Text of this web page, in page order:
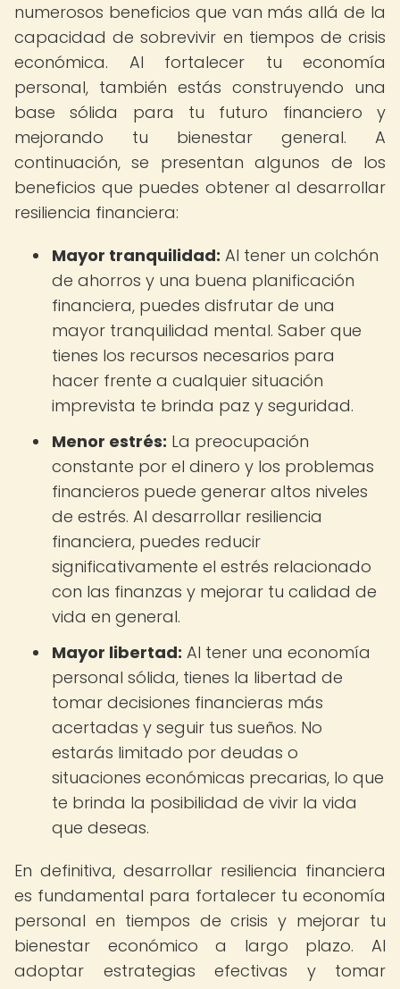
numerosos beneficios que van más allá de la
capacidad de sobrevivir en tiempos de crisis
económica. Al fortalecer tu economía
personal, también estás construyendo una
base sólida para tu futuro financiero y
mejorando tu bienestar general. A
continuación, se presentan algunos de los
beneficios que puedes obtener al desarrollar
resiliencia financiera:
Mayor tranquilidad: Al tener un colchón
de ahorros y una buena planificación
financiera, puedes disfrutar de una
mayor tranquilidad mental. Saber que
tienes los recursos necesarios para
hacer frente a cualquier situación
imprevista te brinda paz y seguridad.
Menor estrés: La preocupación
constante por el dinero y los problemas
financieros puede generar altos niveles
de estrés. Al desarrollar resiliencia
financiera, puedes reducir
significativamente el estrés relacionado
con las finanzas y mejorar tu calidad de
vida en general.
Mayor libertad: Al tener una economía
personal sólida, tienes la libertad de
tomar decisiones financieras más
acertadas y seguir tus sueños. No
estarás limitado por deudas o
situaciones económicas precarias, lo que
te brinda la posibilidad de vivir la vida
que deseas.
En definitiva, desarrollar resiliencia financiera
es fundamental para fortalecer tu economía
personal en tiempos de crisis y mejorar tu
bienestar económico a largo plazo. Al
adoptar estrategias efectivas y tomar